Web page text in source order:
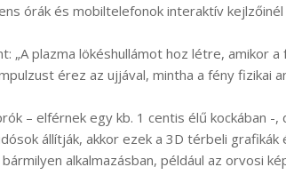
órák és mobiltelefonok interaktív kejlzőinél
„A plazma lökéshullámot hoz létre, amikor
érez az ujjával, mintha a fény fizikai
– elférnek egy kb. 1 centis élű kockában -
állítják, akkor ezek a 3D térbeli grafikák
alkalmazásban, például az orvosi